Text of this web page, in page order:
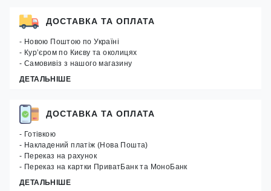
ДОСТАВКА ТА ОПЛАТА
- Новою Поштою по Україні
- Кур’єром по Києву та околицях
- Самовивіз з нашого магазину
ДЕТАЛЬНІШЕ
ДОСТАВКА ТА ОПЛАТА
- Готівкою
- Накладений платіж (Нова Пошта)
- Переказ на рахунок
- Переказ на картки ПриватБанк та МоноБанк
ДЕТАЛЬНІШЕ